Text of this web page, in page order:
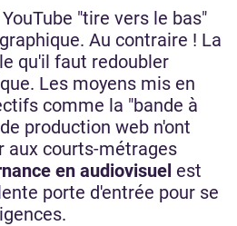
"tire vers le bas"
Au contraire ! La
qu'il faut redoubler
Les moyens mis en
comme la "bande à
production web n'ont
aux courts-métrages
en audiovisuel est
porte d'entrée pour se